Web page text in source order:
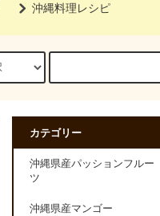
沖縄料理レシピ
カテゴリー
沖縄県産パッションフルー
ツ
沖縄県産マンゴー